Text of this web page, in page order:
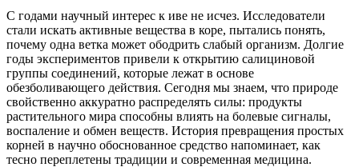
С годами научный интерес к иве не исчез. Исследователи
стали искать активные вещества в коре, пытались понять,
почему одна ветка может ободрить слабый организм. Долгие
годы экспериментов привели к открытию салициновой
группы соединений, которые лежат в основе
обезболивающего действия. Сегодня мы знаем, что природе
свойственно аккуратно распределять силы: продукты
растительного мира способны влиять на болевые сигналы,
воспаление и обмен веществ. История превращения простых
корней в научно обоснованное средство напоминает, как
тесно переплетены традиции и современная медицина.